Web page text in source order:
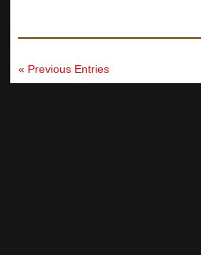
« Previous Entries